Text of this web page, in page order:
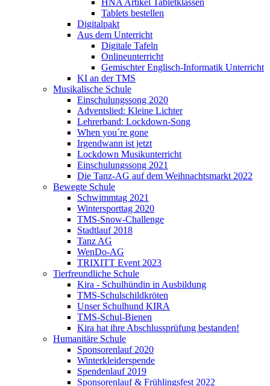
HNA Artikel Tabletklassen
Tablets bestellen
Digitalpakt
Aus dem Unterricht
Digitale Tafeln
Onlineunterricht
Gemischter Englisch-Informatik Unterricht
KI an der TMS
Musikalische Schule
Einschulungssong 2020
Adventslied: Kleine Lichter
Lehrerband: Lockdown-Song
When you´re gone
Irgendwann ist jetzt
Lockdown Musikunterricht
Einschulungssong 2021
Die Tanz-AG auf dem Weihnachtsmarkt 2022
Bewegte Schule
Schwimmtag 2021
Wintersporttag 2020
TMS-Snow-Challenge
Stadtlauf 2018
Tanz AG
WenDo-AG
TRIXITT Event 2023
Tierfreundliche Schule
Kira - Schulhündin in Ausbildung
TMS-Schulschildkröten
Unser Schulhund KIRA
TMS-Schul-Bienen
Kira hat ihre Abschlussprüfung bestanden!
Humanitäre Schule
Sponsorenlauf 2020
Winterkleiderspende
Spendenlauf 2019
Sponsorenlauf & Frühlingsfest 2022